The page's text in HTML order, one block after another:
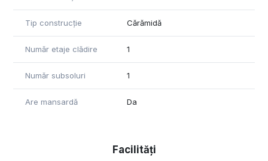
Tip construcție Cărămidă
Număr etaje clădire 1
Număr subsoluri 1
Are mansardă Da
Facilități